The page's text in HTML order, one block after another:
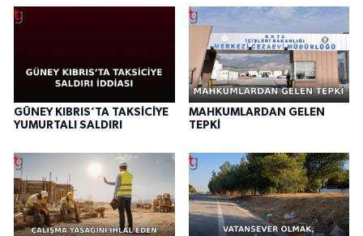
GÜNEY KIBRIS’TA TAKSİCİYE
YUMURTALI SALDIRI
MAHKUMLARDAN GELEN
TEPKİ